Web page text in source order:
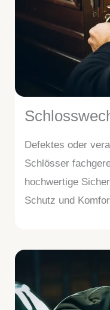
Defektes oder
Schlösser
hochwertige
Schutz und